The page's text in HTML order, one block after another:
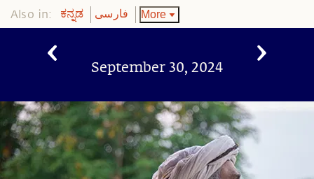
Also in: ಕನ್ನಡ فارسی More
September 30, 2024